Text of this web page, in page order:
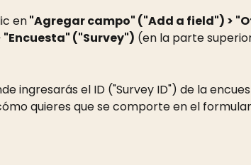
en "Agregar campo" ("Add a field") >
("Survey") (en la parte
ingresarás el ID ("Survey ID") de la
quieres que se comporte en el